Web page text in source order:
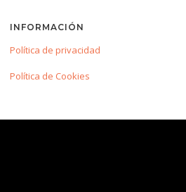
INFORMACIÓN
Política de privacidad
Política de Cookies